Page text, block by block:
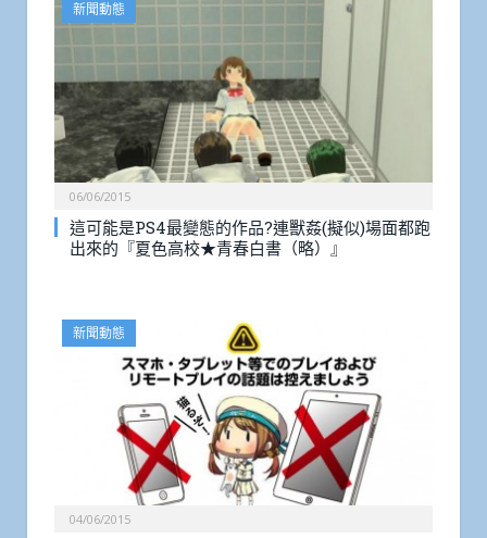
新聞動態
06/06/2015
這可能是PS4最變態的作品?連獸姦(擬似)場面都跑
出來的『夏色高校★青春白書（略）』
新聞動態
04/06/2015